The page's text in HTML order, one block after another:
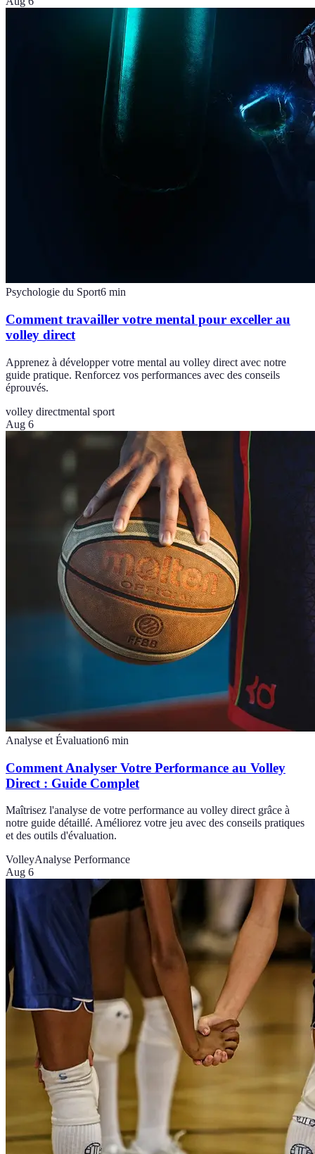
Psychologie du Sport6 min
Comment travailler votre mental pour exceller au
volley direct
Apprenez à développer votre mental au volley direct avec notre
guide pratique. Renforcez vos performances avec des conseils
éprouvés.
volley directmental sport
Aug 6
Analyse et Évaluation6 min
Comment Analyser Votre Performance au Volley
Direct : Guide Complet
Maîtrisez l'analyse de votre performance au volley direct grâce à
notre guide détaillé. Améliorez votre jeu avec des conseils pratiques
et des outils d'évaluation.
VolleyAnalyse Performance
Aug 6